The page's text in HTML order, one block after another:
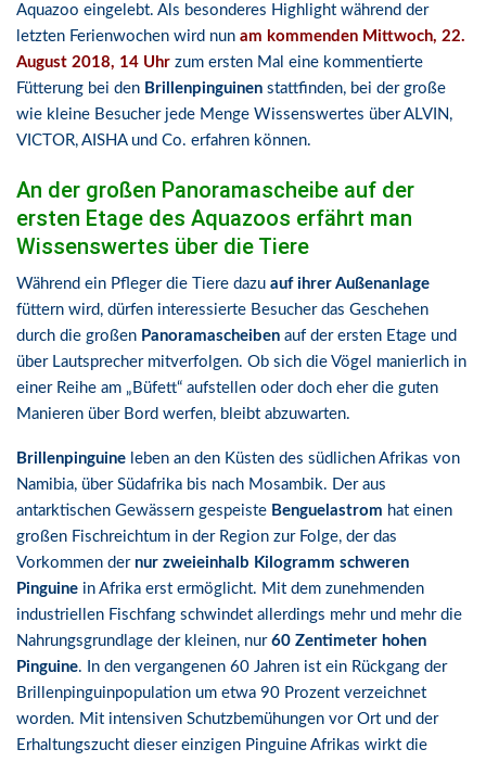
Aquazoo eingelebt. Als besonderes Highlight während der
letzten Ferienwochen wird nun am kommenden Mittwoch, 22.
August 2018, 14 Uhr zum ersten Mal eine kommentierte
Fütterung bei den Brillenpinguinen stattfinden, bei der große
wie kleine Besucher jede Menge Wissenswertes über ALVIN,
VICTOR, AISHA und Co. erfahren können.
An der großen Panoramascheibe auf der
ersten Etage des Aquazoos erfährt man
Wissenswertes über die Tiere
Während ein Pfleger die Tiere dazu auf ihrer Außenanlage
füttern wird, dürfen interessierte Besucher das Geschehen
durch die großen Panoramascheiben auf der ersten Etage und
über Lautsprecher mitverfolgen. Ob sich die Vögel manierlich in
einer Reihe am „Büfett“ aufstellen oder doch eher die guten
Manieren über Bord werfen, bleibt abzuwarten.
Brillenpinguine leben an den Küsten des südlichen Afrikas von
Namibia, über Südafrika bis nach Mosambik. Der aus
antarktischen Gewässern gespeiste Benguelastrom hat einen
großen Fischreichtum in der Region zur Folge, der das
Vorkommen der nur zweieinhalb Kilogramm schweren
Pinguine in Afrika erst ermöglicht. Mit dem zunehmenden
industriellen Fischfang schwindet allerdings mehr und mehr die
Nahrungsgrundlage der kleinen, nur 60 Zentimeter hohen
Pinguine. In den vergangenen 60 Jahren ist ein Rückgang der
Brillenpinguinpopulation um etwa 90 Prozent verzeichnet
worden. Mit intensiven Schutzbemühungen vor Ort und der
Erhaltungszucht dieser einzigen Pinguine Afrikas wirkt die